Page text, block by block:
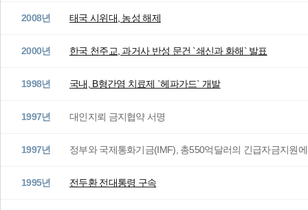
2008년 태국 시위대, 농성 해제
2000년 한국 천주교, 과거사 반성 문건 `쇄신과 화해` 발표
1998년 국내, B형간염 치료제 `헤파가드` 개발
1997년 대인지뢰 금지협약 서명
1997년 정부와 국제통화기금(IMF), 총550억달러의 긴급자금지원
1995년 전두환 전대통령 구속